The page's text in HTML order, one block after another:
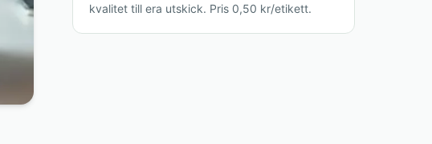
kvalitet till era utskick. Pris 0,50 kr/etikett.